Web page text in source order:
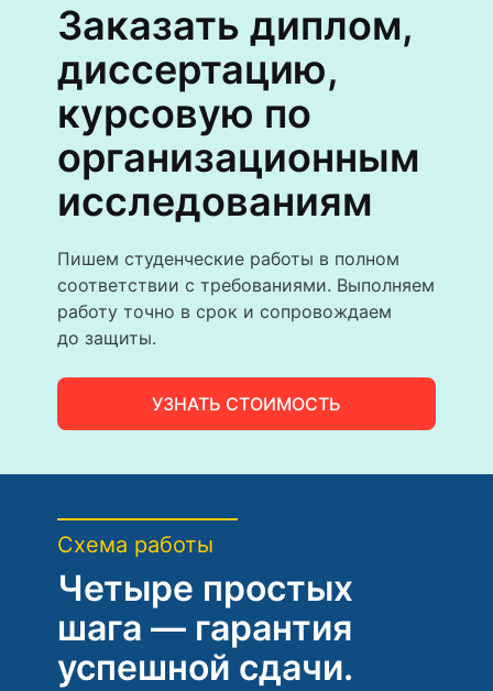
Заказать диплом,
диссертацию,
курсовую по
организацион­ным
исследова­ниям
Пишем студенческие работы в полном
соответствии с требованиями. Выполняем
работу точно в срок и сопровождаем
до защиты.
УЗНАТЬ СТОИМОСТЬ
Схема работы
Четыре простых
шага — гарантия
успешной сдачи.